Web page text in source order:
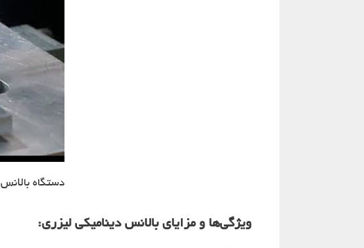
دستگاه
ویژگی‌ها و مزایای بالانس دینامیکی لیزری: